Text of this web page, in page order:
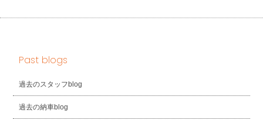
Past blogs
過去のスタッフblog
過去の納車blog